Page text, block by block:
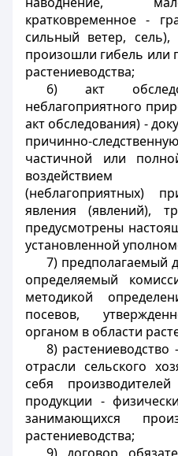
кратковременное -
сильный ветер, сель),
произошли гибель или
растениеводства;
6) акт
неблагоприятного
акт обследования) -
причинно-
частичной или
воздействием
(неблагоприятных)
явления (явлений),
предусмотрены
установленной
7) предполагаемый
определяемый
методикой
посевов,
органом в области
8)
отрасли сельского
себя производителей
продукции -
занимающихся
растениеводства;